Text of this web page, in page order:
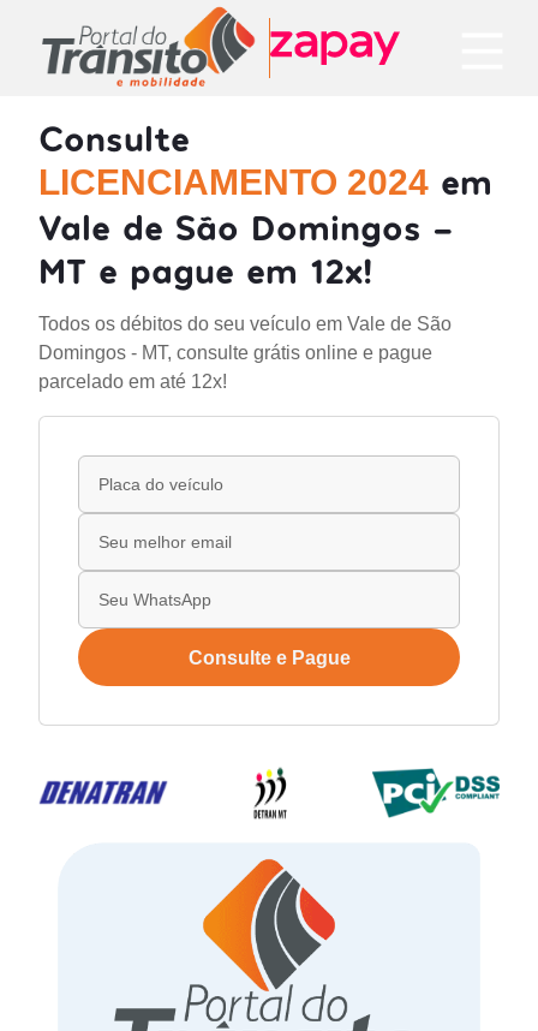
Consulte
LICENCIAMENTO 2024 em
Vale de São Domingos -
MT e pague em 12x!
Todos os débitos do seu veículo em Vale de São
Domingos - MT, consulte grátis online e pague
parcelado em até 12x!
Consulte e Pague